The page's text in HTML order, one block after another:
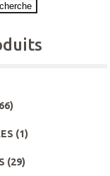
(1)
(29)